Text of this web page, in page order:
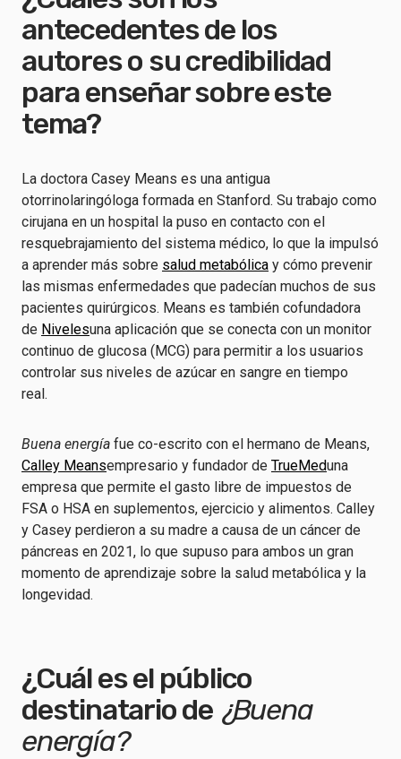
antecedentes de los
autores o su credibilidad
para enseñar sobre este
tema?
La doctora Casey Means es una antigua
otorrinolaringóloga formada en Stanford. Su trabajo como
cirujana en un hospital la puso en contacto con el
resquebrajamiento del sistema médico, lo que la impulsó
a aprender más sobre salud metabólica y cómo prevenir
las mismas enfermedades que padecían muchos de sus
pacientes quirúrgicos. Means es también cofundadora
de Nivelesuna aplicación que se conecta con un monitor
continuo de glucosa (MCG) para permitir a los usuarios
controlar sus niveles de azúcar en sangre en tiempo
real.
Buena energía fue co-escrito con el hermano de Means,
Calley Meansempresario y fundador de TrueMeduna
empresa que permite el gasto libre de impuestos de
FSA o HSA en suplementos, ejercicio y alimentos. Calley
y Casey perdieron a su madre a causa de un cáncer de
páncreas en 2021, lo que supuso para ambos un gran
momento de aprendizaje sobre la salud metabólica y la
longevidad.
¿Cuál es el público
destinatario de ¿Buena
energía?